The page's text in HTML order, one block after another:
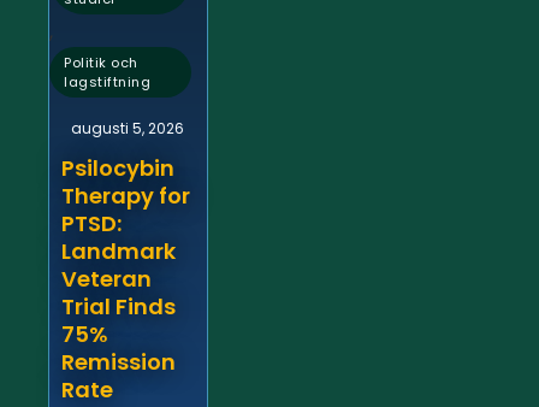
,
Politik och
lagstiftning
augusti 5, 2026
Psilocybin
Therapy for
PTSD:
Landmark
Veteran
Trial Finds
75%
Remission
Rate